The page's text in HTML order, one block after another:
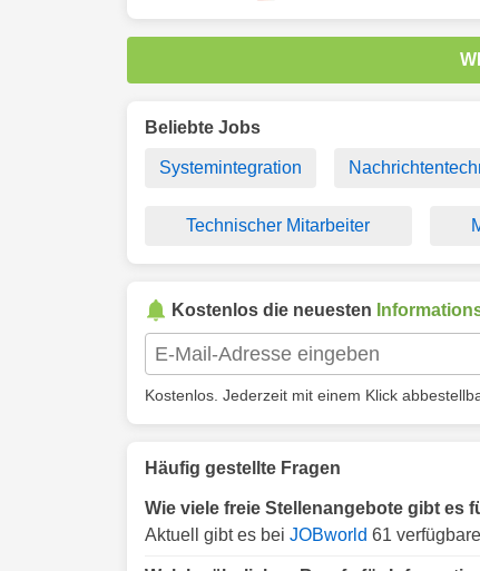
Beliebte Jobs
Systemintegration
Technischer Mitarbeiter
Kostenlos die neuesten
Kostenlos. Jederzeit mit einem Klick
Häufig gestellte Fragen
Wie viele freie Stellenangebote gibt es
Aktuell gibt es bei JOBworld 61